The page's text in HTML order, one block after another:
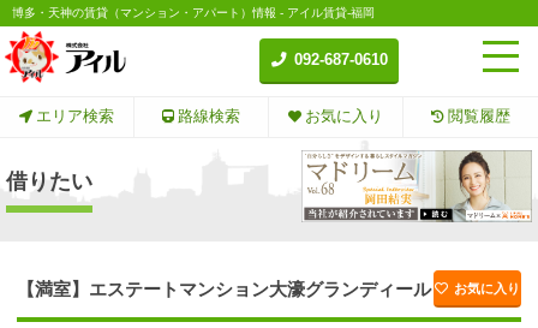
博多・天神の賃貸（マンション・アパート）情報 - アイル賃貸-福岡
092-687-0610
エリア検索 路線検索 お気に入り 閲覧履歴
借りたい
【満室】エステートマンション大濠グランディール お気に入り